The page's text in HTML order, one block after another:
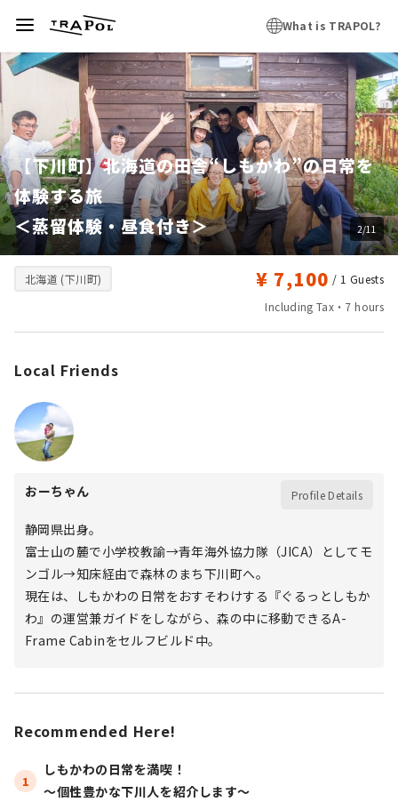
What is TRAPOL?
【下川町】北海道の田舎“しもかわ”の日常を
体験する旅
＜蒸留体験・昼食付き＞
2/11
北海道 (下川町) ¥ 7,100 / 1 Guests
Including Tax・7 hours
Local Friends
おーちゃん Profile Details
静岡県出身。
富士山の麓で小学校教諭→青年海外協力隊（JICA）としてモ
ンゴル→知床経由で森林のまち下川町へ。
現在は、しもかわの日常をおすそわけする『ぐるっとしもか
わ』の運営兼ガイドをしながら、森の中に移動できるA-
Frame Cabinをセルフビルド中。
Recommended Here!
1
しもかわの日常を満喫！
〜個性豊かな下川人を紹介します〜